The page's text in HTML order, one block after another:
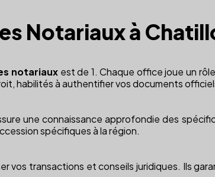
Notariaux à
notariaux est de 1. Chaque office joue un
habilités à authentifier vos documents
une connaissance approfondie des
spécifiques à la région.
vos transactions et conseils juridiques. Ils